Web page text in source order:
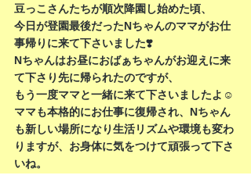
豆っこさんたちが順次降園し始めた頃、
今日が登園最後だったNちゃんのママがお仕
事帰りに来て下さいました❣️
Nちゃんはお昼におばぁちゃんがお迎えに来
て下さり先に帰られたのですが、
もう一度ママと一緒に来て下さいましたよ☺️
ママも本格的にお仕事に復帰され、Nちゃん
も新しい場所になり生活リズムや環境も変わ
りますが、お身体に気をつけて頑張って下さ
いね。